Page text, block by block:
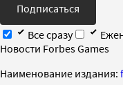
Подписаться
Все сразу
Новости Forbes Games
Наименование издания: